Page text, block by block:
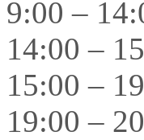
9:00 –
14:00 –
15:00 –
19:00 –